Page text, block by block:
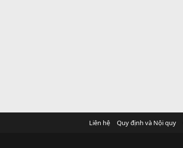
Liên hệ Quy định và Nội quy